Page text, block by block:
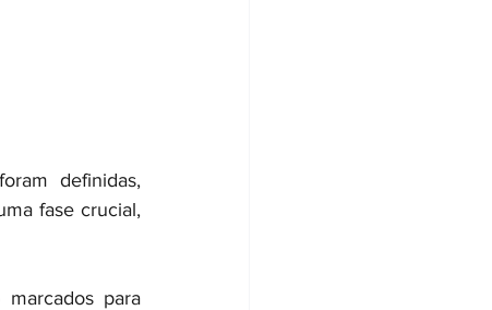
definidas,
fase crucial,
para